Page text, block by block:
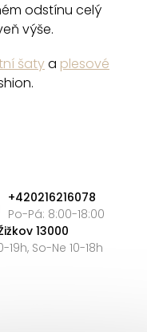
odstínu celý
výše.
šatya plesové
+420216216078
Po-Pá: 8:00-18:00
13000
So-Ne 10-18h